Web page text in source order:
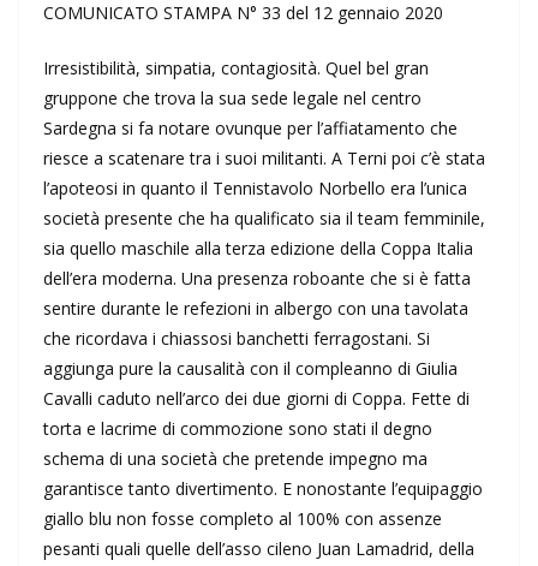
COMUNICATO STAMPA N° 33 del 12 gennaio 2020
Irresistibilità, simpatia, contagiosità. Quel bel gran
gruppone che trova la sua sede legale nel centro
Sardegna si fa notare ovunque per l’affiatamento che
riesce a scatenare tra i suoi militanti. A Terni poi c’è stata
l’apoteosi in quanto il Tennistavolo Norbello era l’unica
società presente che ha qualificato sia il team femminile,
sia quello maschile alla terza edizione della Coppa Italia
dell’era moderna. Una presenza roboante che si è fatta
sentire durante le refezioni in albergo con una tavolata
che ricordava i chiassosi banchetti ferragostani. Si
aggiunga pure la causalità con il compleanno di Giulia
Cavalli caduto nell’arco dei due giorni di Coppa. Fette di
torta e lacrime di commozione sono stati il degno
schema di una società che pretende impegno ma
garantisce tanto divertimento. E nonostante l’equipaggio
giallo blu non fosse completo al 100% con assenze
pesanti quali quelle dell’asso cileno Juan Lamadrid, della